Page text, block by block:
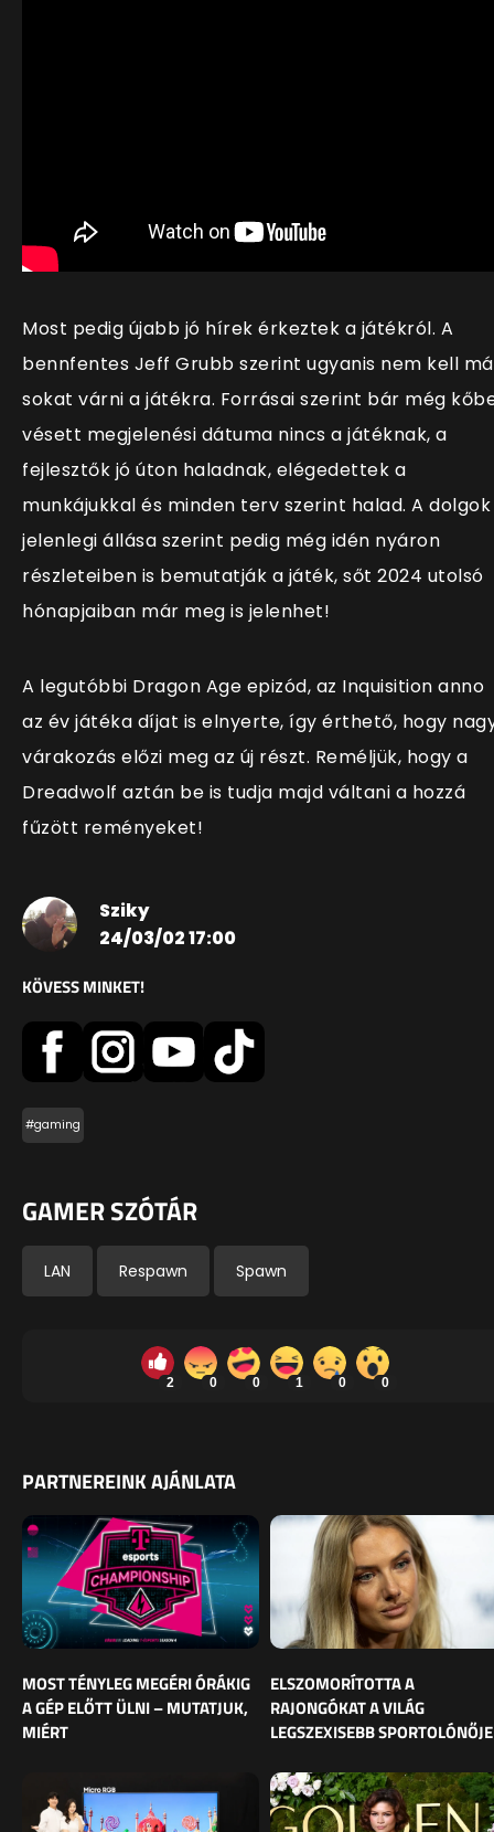
Most pedig újabb jó hírek érkeztek a játékról. A
bennfentes Jeff Grubb szerint ugyanis nem kell
sokat várni a játékra. Forrásai szerint bár még
vésett megjelenési dátuma nincs a játéknak, a
fejlesztők jó úton haladnak, elégedettek a
munkájukkal és minden terv szerint halad. A dolgok
jelenlegi állása szerint pedig még idén nyáron
részleteiben is bemutatják a játék, sőt 2024 utolsó
hónapjaiban már meg is jelenhet!
A legutóbbi Dragon Age epizód, az Inquisition anno
az év játéka díjat is elnyerte, így érthető, hogy
várakozás előzi meg az új részt. Reméljük, hogy a
Dreadwolf aztán be is tudja majd váltani a hozzá
fűzött reményeket!
Sziky
24/03/02 17:00
KÖVESS MINKET!
#gaming
GAMER SZÓTÁR
LAN Respawn Spawn
2 0 0 1 0 0
PARTNEREINK AJÁNLATA
MOST TÉNYLEG MEGÉRI ÓRÁKIG
A GÉP ELŐTT ÜLNI – MUTATJUK,
MIÉRT
ELSZOMORÍTOTTA A
RAJONGÓKAT A VILÁG
LEGSZEXISEBB SPORTOLÓNŐJE